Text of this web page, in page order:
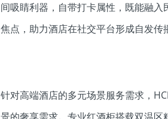
间吸睛利器，自带打卡属性，既能融
焦点，助力酒店在社交平台形成自发传
针对高端酒店的多元场景服务需求，